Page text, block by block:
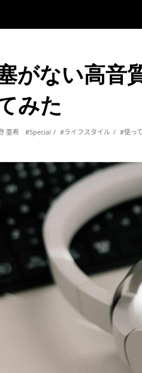
がない高音
みた
亜希 #Special #ライフスタイル #使っ